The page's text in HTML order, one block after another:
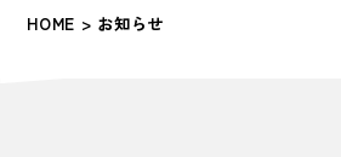
HOME > お知らせ